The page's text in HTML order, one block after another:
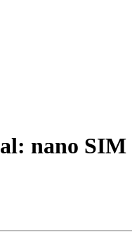
nano SIM